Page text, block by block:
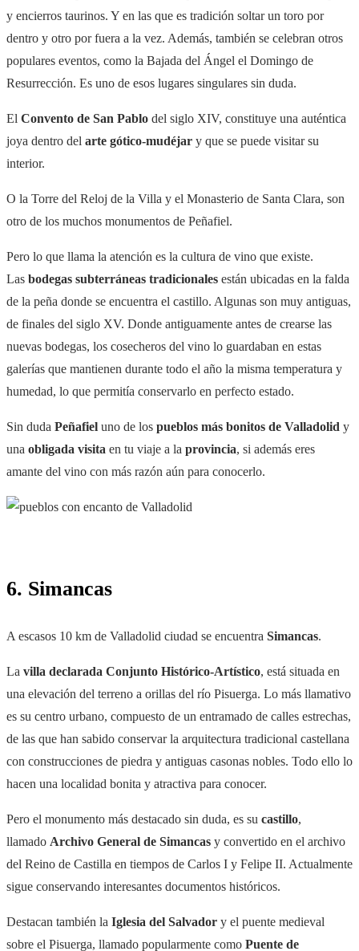
y encierros taurinos. Y en las que es tradición soltar un toro por
dentro y otro por fuera a la vez. Además, también se celebran otros
populares eventos, como la Bajada del Ángel el Domingo de
Resurrección. Es uno de esos lugares singulares sin duda.
El Convento de San Pablo del siglo XIV, constituye una auténtica
joya dentro del arte gótico-mudéjar y que se puede visitar su
interior.
O la Torre del Reloj de la Villa y el Monasterio de Santa Clara, son
otro de los muchos monumentos de Peñafiel.
Pero lo que llama la atención es la cultura de vino que existe.
Las bodegas subterráneas tradicionales están ubicadas en la falda
de la peña donde se encuentra el castillo. Algunas son muy antiguas,
de finales del siglo XV. Donde antiguamente antes de crearse las
nuevas bodegas, los cosecheros del vino lo guardaban en estas
galerías que mantienen durante todo el año la misma temperatura y
humedad, lo que permitía conservarlo en perfecto estado.
Sin duda Peñafiel uno de los pueblos más bonitos de Valladolid y
una obligada visita en tu viaje a la provincia, si además eres
amante del vino con más razón aún para conocerlo.
6. Simancas
A escasos 10 km de Valladolid ciudad se encuentra Simancas.
La villa declarada Conjunto Histórico-Artístico, está situada en
una elevación del terreno a orillas del río Pisuerga. Lo más llamativo
es su centro urbano, compuesto de un entramado de calles estrechas,
de las que han sabido conservar la arquitectura tradicional castellana
con construcciones de piedra y antiguas casonas nobles. Todo ello lo
hacen una localidad bonita y atractiva para conocer.
Pero el monumento más destacado sin duda, es su castillo,
llamado Archivo General de Simancas y convertido en el archivo
del Reino de Castilla en tiempos de Carlos I y Felipe II. Actualmente
sigue conservando interesantes documentos históricos.
Destacan también la Iglesia del Salvador y el puente medieval
sobre el Pisuerga, llamado popularmente como Puente de